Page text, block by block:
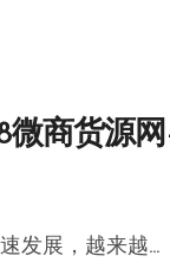
微商货源
发展，越来越...